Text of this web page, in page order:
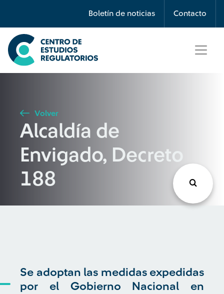
Boletín de noticias Contacto
Búsqueda
Seleccione país
Buscar
Volver
Alcaldía de
Envigado, Decreto
188
Se adoptan las medidas expedidas
por el Gobierno Nacional en